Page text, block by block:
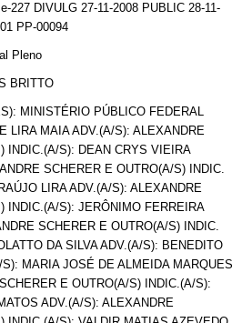
227 DIVULG 27-11-2008 PUBLIC 28-11-
PP-00094
Pleno
BRITTO
MINISTÉRIO PÚBLICO FEDERAL
LIRA MAIA ADV.(A/S): ALEXANDRE
INDIC.(A/S): DEAN CRYS VIEIRA
SCHERER E OUTRO(A/S) INDIC.
LIRA ADV.(A/S): ALEXANDRE
INDIC.(A/S): JERÔNIMO FERREIRA
SCHERER E OUTRO(A/S) INDIC.
DA SILVA ADV.(A/S): BENEDITO
MARIA JOSÉ DE ALMEIDA MARQUES
E OUTRO(A/S) INDIC.(A/S):
ADV.(A/S): ALEXANDRE